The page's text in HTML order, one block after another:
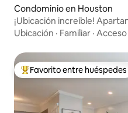
Condominio en Houston
¡Ubicación increíble!
2 dormitorios/2 baños
Ubicación · Familiar · Acceso
De los mejores en Favorito
Favorito entre huéspedes